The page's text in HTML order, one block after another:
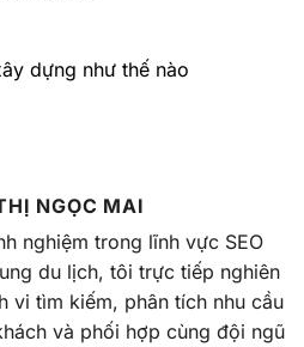
dựng như thế nào
NGỌC MAI
nghiệm trong lĩnh vực SEO
du lịch, tôi trực tiếp nghiên
vi tìm kiếm, phân tích nhu cầu
và phối hợp cùng đội ngũ